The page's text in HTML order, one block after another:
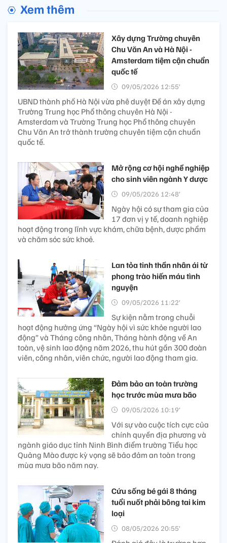
Xem thêm
Xây dựng Trường chuyên
Chu Văn An và Hà Nội -
Amsterdam tiệm cận chuẩn
quốc tế
09/05/2026 12:55’
UBND thành phố Hà Nội vừa phê duyệt Đề án xây dựng
Trường Trung học Phổ thông chuyên Hà Nội -
Amsterdam và Trường Trung học Phổ thông chuyên
Chu Văn An trở thành trường chuyên tiệm cận chuẩn
quốc tế.
Mở rộng cơ hội nghề nghiệp
cho sinh viên ngành Y dược
09/05/2026 12:48’
Ngày hội có sự tham gia của
17 đơn vị y tế, doanh nghiệp
hoạt động trong lĩnh vực khám, chữa bệnh, dược phẩm
và chăm sóc sức khoẻ.
Lan tỏa tinh thần nhân ái từ
phong trào hiến máu tình
nguyện
09/05/2026 11:22’
Sự kiện nằm trong chuỗi
hoạt động hưởng ứng “Ngày hội vì sức khỏe người lao
động” và Tháng công nhân, Tháng hành động về An
toàn, vệ sinh lao động năm 2026, thu hút gần 300 đoàn
viên, công nhân, viên chức, người lao động tham gia.
Đảm bảo an toàn trường
học trước mùa mưa bão
09/05/2026 10:19’
Với sự vào cuộc tích cực của
chính quyền địa phương và
ngành giáo dục tỉnh Ninh Bình điểm trường Tiểu học
Quảng Mào được kỳ vọng sẽ bảo đảm an toàn trong
mùa mưa bão năm nay.
Cứu sống bé gái 8 tháng
tuổi nuốt phải bông tai kim
loại
08/05/2026 20:55’